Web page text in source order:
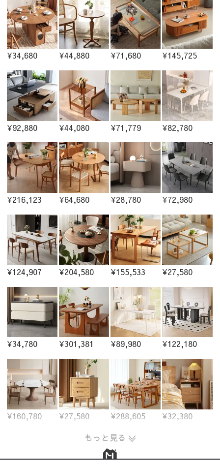
¥34,680 ¥44,880 ¥71,680 ¥145,725
¥92,880 ¥44,080 ¥71,779 ¥82,780
¥216,123 ¥64,680 ¥28,780 ¥72,980
¥124,907 ¥204,580 ¥155,533 ¥27,580
¥34,780 ¥301,381 ¥89,980 ¥122,180
¥160,780 ¥27,580 ¥288,605
¥32,380
もっと見る